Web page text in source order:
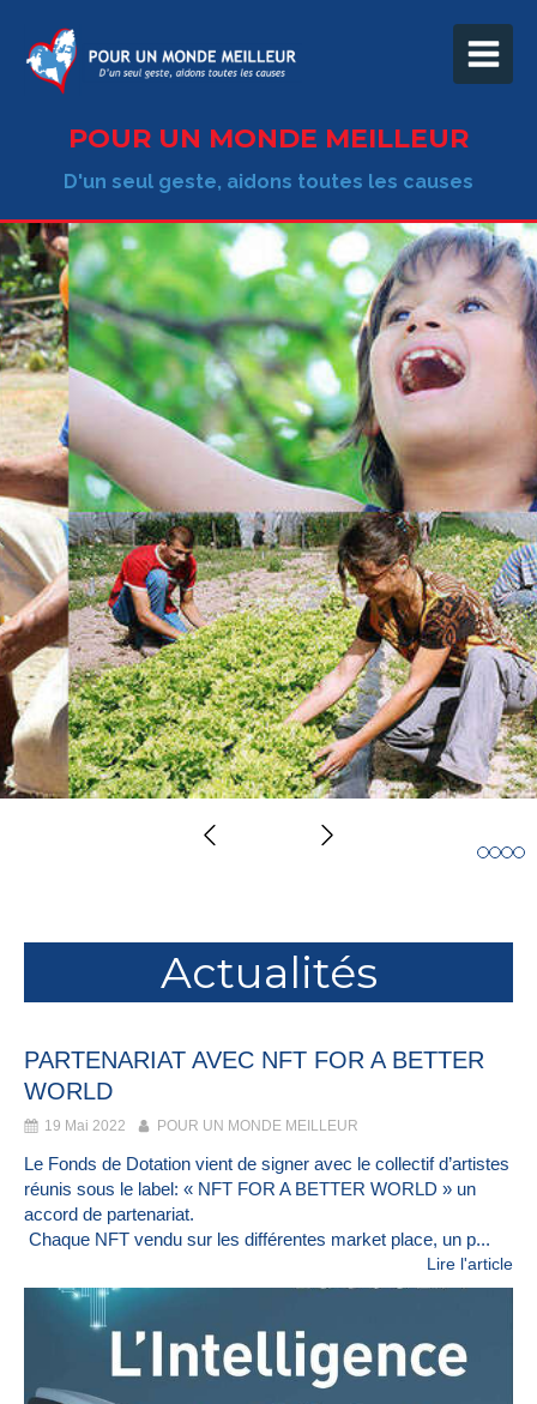
POUR UN MONDE MEILLEUR
D'un seul geste, aidons toutes les causes
Slide précédentSlide suivant
Actualités
PARTENARIAT AVEC NFT FOR A BETTER
WORLD
19 Mai 2022 POUR UN MONDE MEILLEUR
Le Fonds de Dotation vient de signer avec le collectif d’artistes
réunis sous le label: « NFT FOR A BETTER WORLD » un
accord de partenariat.
Chaque NFT vendu sur les différentes market place, un p...
Lire l'article